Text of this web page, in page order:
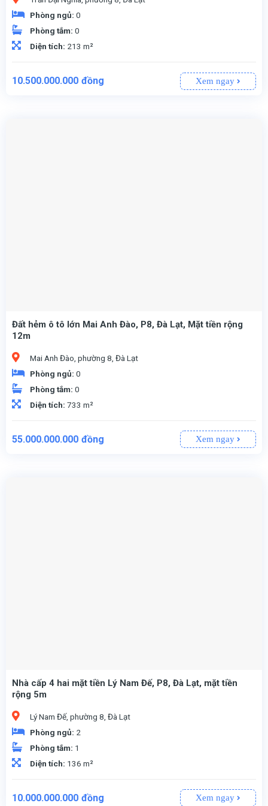
Phòng ngủ: 0
Phòng tắm: 0
Diện tích: 213 m²
10.500.000.000 đồng Xem ngay
Đất hẻm ô tô lớn Mai Anh Đào, P8, Đà Lạt, Mặt tiền rộng
12m
Mai Anh Đào, phường 8, Đà Lạt
Phòng ngủ: 0
Phòng tắm: 0
Diện tích: 733 m²
55.000.000.000 đồng Xem ngay
Nhà cấp 4 hai mặt tiền Lý Nam Đế, P8, Đà Lạt, mặt tiền
rộng 5m
Lý Nam Đế, phường 8, Đà Lạt
Phòng ngủ: 2
Phòng tắm: 1
Diện tích: 136 m²
10.000.000.000 đồng Xem ngay